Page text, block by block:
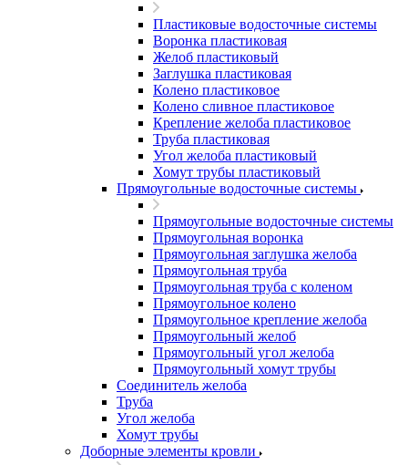
Пластиковые водосточные системы
Воронка пластиковая
Желоб пластиковый
Заглушка пластиковая
Колено пластиковое
Колено сливное пластиковое
Крепление желоба пластиковое
Труба пластиковая
Угол желоба пластиковый
Хомут трубы пластиковый
Прямоугольные водосточные системы
Прямоугольные водосточные системы
Прямоугольная воронка
Прямоугольная заглушка желоба
Прямоугольная труба
Прямоугольная труба c коленом
Прямоугольное колено
Прямоугольное крепление желоба
Прямоугольный желоб
Прямоугольный угол желоба
Прямоугольный хомут трубы
Соединитель желоба
Труба
Угол желоба
Хомут трубы
Доборные элементы кровли